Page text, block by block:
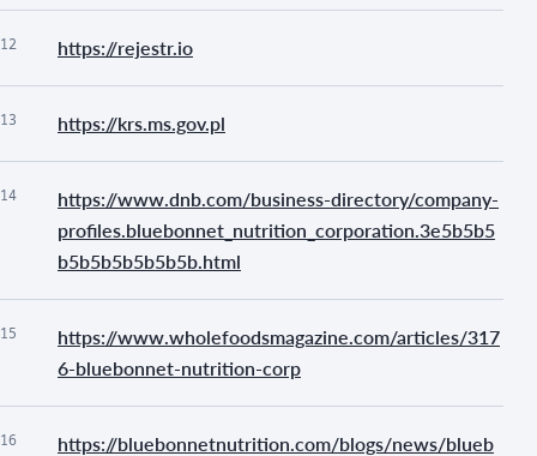
12 https://rejestr.io
13 https://krs.ms.gov.pl
14
https://www.dnb.com/business-directory/company-
profiles.bluebonnet_nutrition_corporation.3e5b5b5
b5b5b5b5b5b5b.html
15
https://www.wholefoodsmagazine.com/articles/317
6-bluebonnet-nutrition-corp
16
https://bluebonnetnutrition.com/blogs/news/blueb